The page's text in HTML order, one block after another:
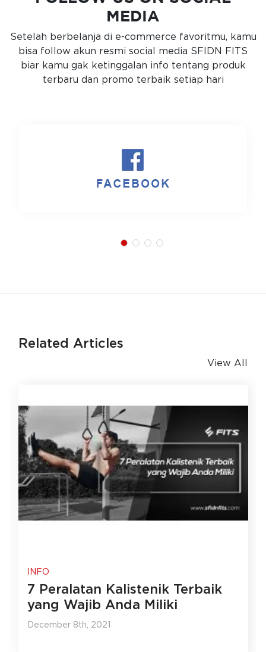
MEDIA
Setelah berbelanja di e-commerce favoritmu, kamu
bisa follow akun resmi social media SFIDN FITS
biar kamu gak ketinggalan info tentang produk
terbaru dan promo terbaik setiap hari
Related Articles
View All
INFO
7 Peralatan Kalistenik Terbaik
yang Wajib Anda Miliki
December 8th, 2021